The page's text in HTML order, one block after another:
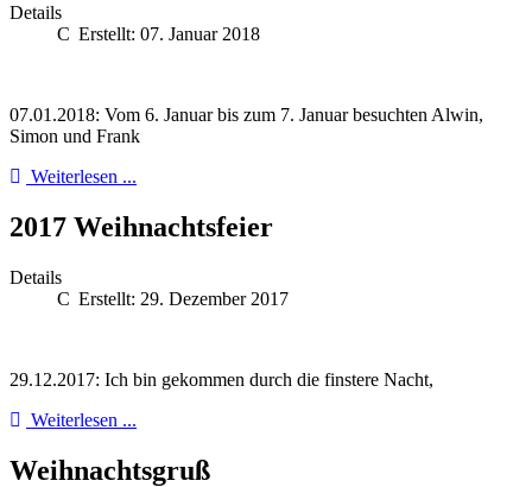
Details
Erstellt: 07. Januar 2018
07.01.2018: Vom 6. Januar bis zum 7. Januar besuchten Alwin,
Simon und Frank
Weiterlesen ...
2017 Weihnachtsfeier
Details
Erstellt: 29. Dezember 2017
29.12.2017: Ich bin gekommen durch die finstere Nacht,
Weiterlesen ...
Weihnachtsgruß